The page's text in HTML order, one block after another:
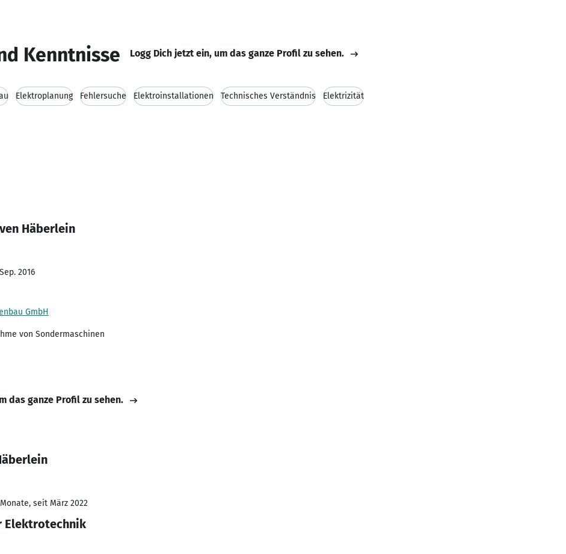
Kenntnisse Logg Dich jetzt ein, um das ganze Profil zu sehen.
Elektroplanung Fehlersuche Elektroinstallationen Technisches Verständnis Elektrizität
Häberlein
2016
GmbH
von Sondermaschinen
das ganze Profil zu sehen.
seit März 2022
Elektrotechnik